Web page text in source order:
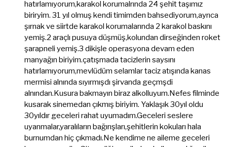
hatırlamıyorum,karakol korumalrında 24 şehit taşımız
biriryim. 31 yıl olmuş kendi timimden bahsediyorum,ayrıca
şırnak ve siirtde karakol korumalarında 2 karakol baskını
yemiş.2 araçlı pusuya düşmüş,kolundan dirseğinden roket
şarapneli yemiş.3 dikişle operasyona devam eden
manyağın biriyim.çatışmada tacizlerin saysını
hatırlamıyorum,mevlüdüm selamlar taciz atışında kanas
mermisi alnında sıyırmışdı şirvanda geçmşdi
alnından.Kusura bakmayın biraz alkolluyum.Nefes filminde
kusarak sinemedan çıkmış biriyim. Yaklaşık 30yıl oldu
30yıldır geceleri rahat uyumadım.Geceleri seslere
uyanmalar,yaralıların bağırışları,şehitlerin kokuları hala
burnumdan hiç çıkmadı.Ne kendime ne aileme geceleri